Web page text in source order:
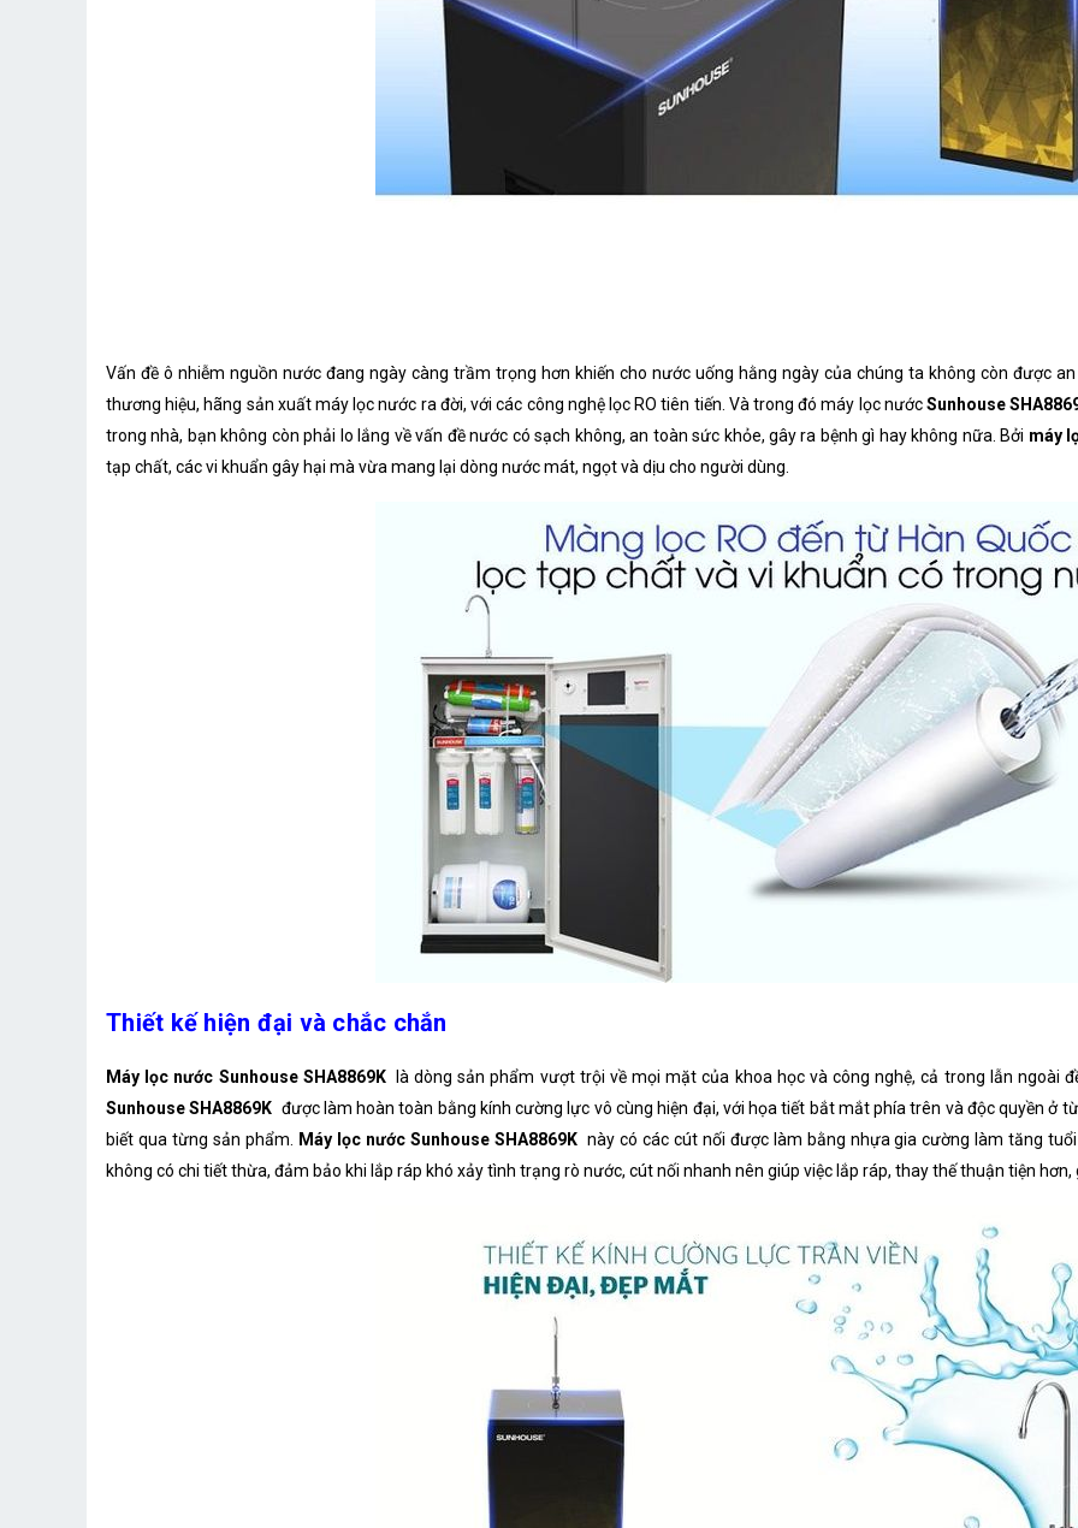
Vấn đề ô nhiễm nguồn nước đang ngày càng trầm trọng hơn khiến cho nước uống hằng ngày của chúng ta không còn được
thương hiệu, hãng sản xuất máy lọc nước ra đời, với các công nghệ lọc RO tiên tiến. Và trong đó máy lọc nướcSunhouse
trong nhà, bạn không còn phải lo lắng về vấn đề nước có sạch không, an toàn sức khỏe, gây ra bệnh gì hay không nữa. Bởi máy
tạp chất, các vi khuẩn gây hại mà vừa mang lại dòng nước mát, ngọt và dịu cho người dùng.
Thiết kế hiện đại và chắc chắn
Máy lọc nước Sunhouse SHA8869K
là dòng sản phẩm vượt trội về mọi mặt của khoa học và công nghệ, cả trong lẫn ngoài
Sunhouse SHA8869K được làm hoàn toàn bằng kính cường lực vô cùng hiện đại, với họa tiết bắt mắt phía trên và độc quyền ở
biết qua từng sản phẩm. Máy lọc nước Sunhouse SHA8869K này có các cút nối được làm bằng nhựa gia cường làm tăng
không có chi tiết thừa, đảm bảo khi lắp ráp khó xảy tình trạng rò nước, cút nối nhanh nên giúp việc lắp ráp, thay thế thuận tiện